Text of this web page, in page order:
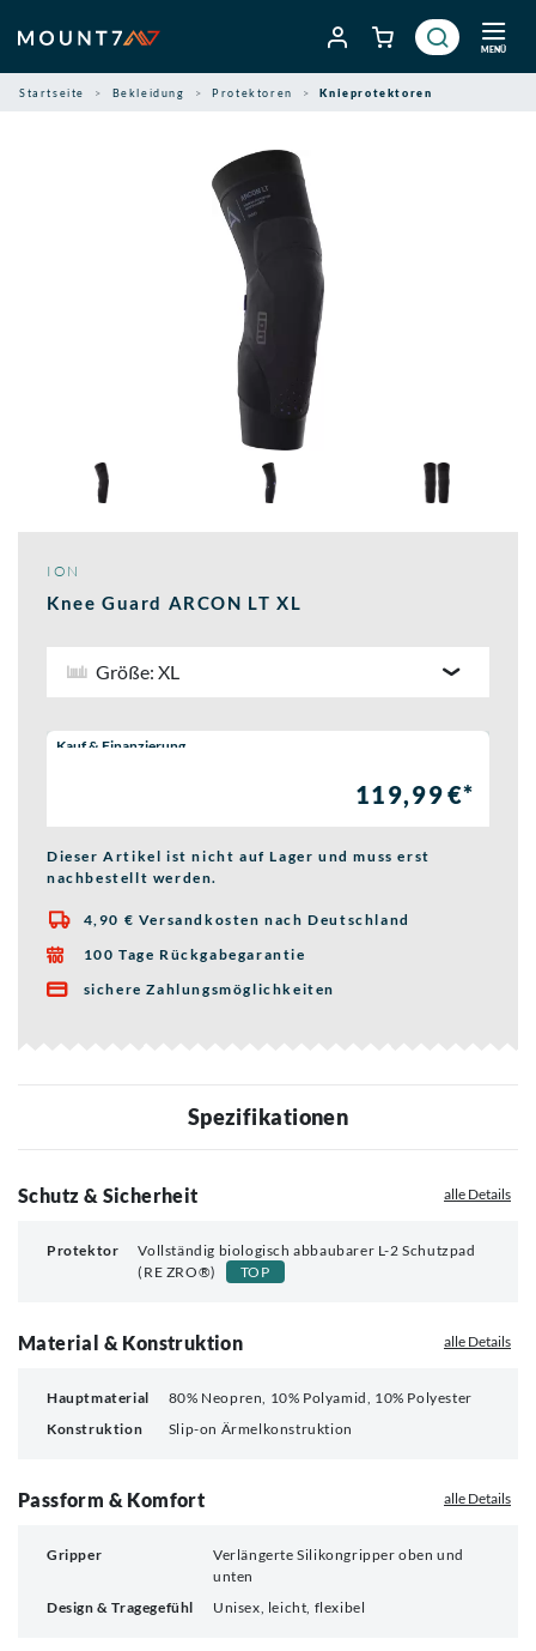
Inhalt
springen
MENÜ
Startseite Bekleidung Protektoren Knieprotektoren
ION
Knee Guard ARCON LT XL
Größe: XL
Wähle eine Preisoption:
Kauf & Finanzierung
119,99 €*
Dieser Artikel ist nicht auf Lager und muss erst
nachbestellt werden.
 4,90 € Versandkosten nach Deutschland
 100 Tage Rückgabegarantie
 sichere Zahlungsmöglichkeiten
Spezifikationen
Schutz & Sicherheit alle Details
Protektor
Vollständig biologisch abbaubarer L-2 Schutzpad
(RE ZRO®)
TOP
Material & Konstruktion alle Details
Hauptmaterial
80% Neopren, 10% Polyamid, 10% Polyester
Konstruktion
Slip-on Ärmelkonstruktion
Passform & Komfort alle Details
Gripper
Verlängerte Silikongripper oben und
unten
Design & Tragegefühl
Unisex, leicht, flexibel